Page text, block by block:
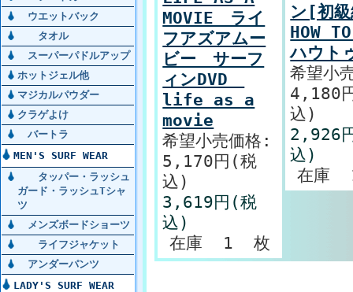
ウエットバック
タオル
スーパーパドルアップ
ホットジェル他
マジカルパウダー
クラゲよけ
バートラ
MEN'S SURF WEAR
タッパー・ラッシュ
ガード・ラッシュTシャ
ツ
メンズボードショーツ
ライフジャケット
アンダーパンツ
LADY'S SURF WEAR
MOVIE ライ
フアズアムー
ビー サーフ
ィンDVD
life as a
movie
希望小売価格:
5,170円(税
込)
3,619円(税
込)
在庫 1 枚
ン[初
HOW
ハウト
希望小
4,180
込)
2,926
込)
在庫